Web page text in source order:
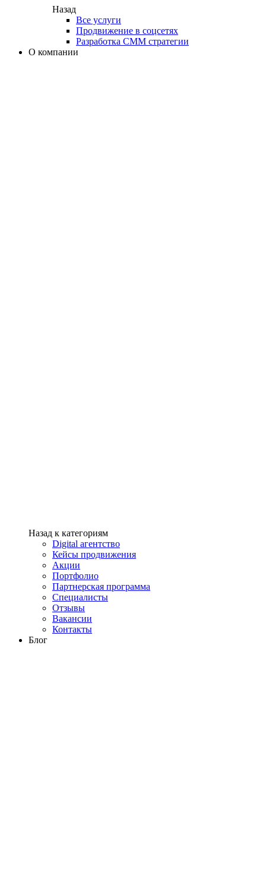
Назад
Все услуги
Продвижение в соцсетях
Разработка СММ стратегии
О компании
Назад к категориям
Digital агентство
Кейсы продвижения
Акции
Портфолио
Партнерская программа
Специалисты
Отзывы
Вакансии
Контакты
Блог